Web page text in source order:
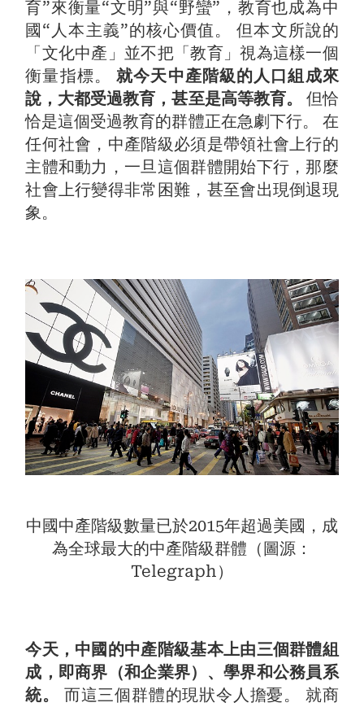
育”來衡量“文明”與“野蠻”，教育也成為中
國“人本主義”的核心價值。 但本文所說的
「文化中產」並不把「教育」視為這樣一個
衡量指標。
就今天中產階級的人口組成來
說，大都受過教育，甚至是高等教育。 但恰
恰是這個受過教育的群體正在急劇下行。 在
任何社會，中產階級必須是帶領社會上行的
主體和動力，一旦這個群體開始下行，那麼
社會上行變得非常困難，甚至會出現倒退現
象。
中國中產階級數量已於2015年超過美國，成
為全球最大的中產階級群體（圖源：
Telegraph）
今天，中國的中產階級基本上由三個群體組
成，即商界（和企業界）、學界和公務員系
統。
而這三個群體的現狀令人擔憂。 就商